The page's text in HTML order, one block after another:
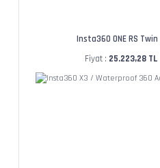
Insta360 ONE RS Twin
Fiyat : 25.223,28 TL